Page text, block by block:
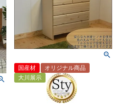
国産材
オリジナル商品
大川展示